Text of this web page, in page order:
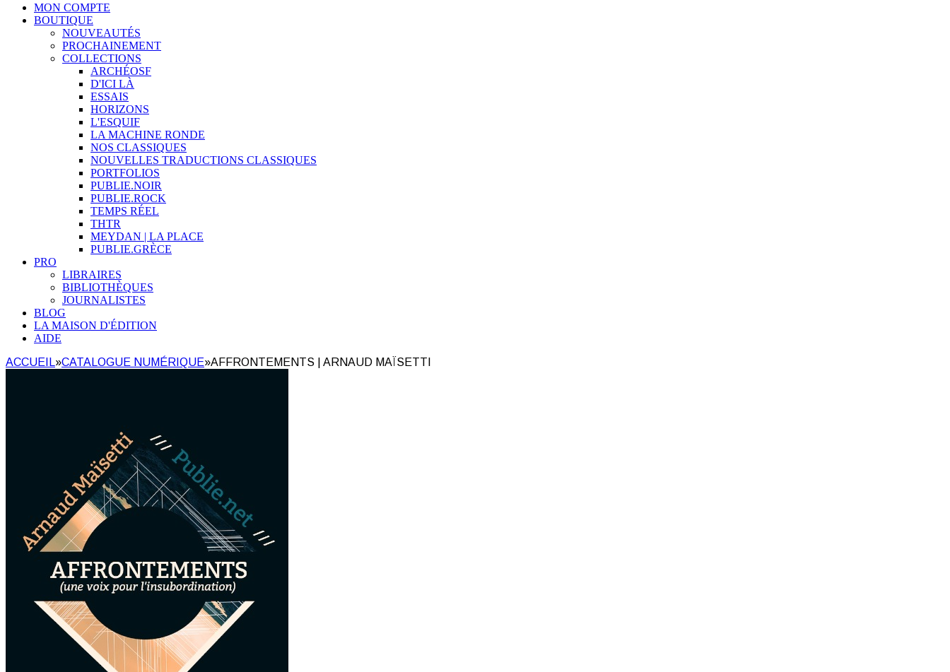
MON COMPTE
BOUTIQUE
NOUVEAUTÉS
PROCHAINEMENT
COLLECTIONS
ARCHÉOSF
D'ICI LÀ
ESSAIS
HORIZONS
L'ESQUIF
LA MACHINE RONDE
NOS CLASSIQUES
NOUVELLES TRADUCTIONS CLASSIQUES
PORTFOLIOS
PUBLIE.NOIR
PUBLIE.ROCK
TEMPS RÉEL
THTR
MEYDAN | LA PLACE
PUBLIE.GRÈCE
PRO
LIBRAIRES
BIBLIOTHÈQUES
JOURNALISTES
BLOG
LA MAISON D'ÉDITION
AIDE
ACCUEIL»CATALOGUE NUMÉRIQUE»AFFRONTEMENTS | ARNAUD MAÏSETTI